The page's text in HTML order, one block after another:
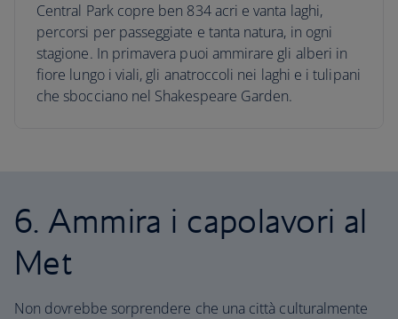
Central Park copre ben 834 acri e vanta laghi,
percorsi per passeggiate e tanta natura, in ogni
stagione. In primavera puoi ammirare gli alberi in
fiore lungo i viali, gli anatroccoli nei laghi e i tulipani
che sbocciano nel Shakespeare Garden.
6. Ammira i capolavori al
Met
Non dovrebbe sorprendere che una città culturalmente